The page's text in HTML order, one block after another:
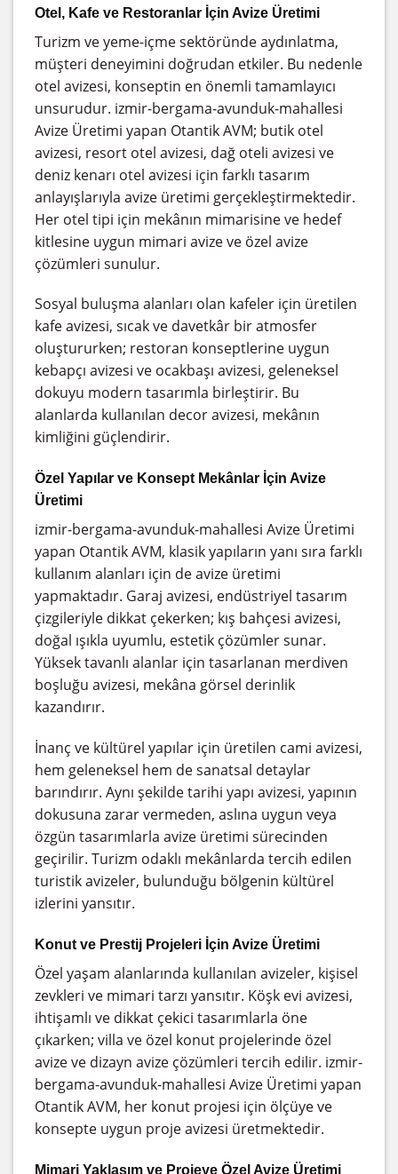
Otel, Kafe ve Restoranlar İçin Avize Üretimi
Turizm ve yeme-içme sektöründe aydınlatma,
müşteri deneyimini doğrudan etkiler. Bu nedenle
otel avizesi, konseptin en önemli tamamlayıcı
unsurudur. izmir-bergama-avunduk-mahallesi
Avize Üretimi yapan Otantik AVM; butik otel
avizesi, resort otel avizesi, dağ oteli avizesi ve
deniz kenarı otel avizesi için farklı tasarım
anlayışlarıyla avize üretimi gerçekleştirmektedir.
Her otel tipi için mekânın mimarisine ve hedef
kitlesine uygun mimari avize ve özel avize
çözümleri sunulur.
Sosyal buluşma alanları olan kafeler için üretilen
kafe avizesi, sıcak ve davetkâr bir atmosfer
oluştururken; restoran konseptlerine uygun
kebapçı avizesi ve ocakbaşı avizesi, geleneksel
dokuyu modern tasarımla birleştirir. Bu
alanlarda kullanılan decor avizesi, mekânın
kimliğini güçlendirir.
Özel Yapılar ve Konsept Mekânlar İçin Avize
Üretimi
izmir-bergama-avunduk-mahallesi Avize Üretimi
yapan Otantik AVM, klasik yapıların yanı sıra farklı
kullanım alanları için de avize üretimi
yapmaktadır. Garaj avizesi, endüstriyel tasarım
çizgileriyle dikkat çekerken; kış bahçesi avizesi,
doğal ışıkla uyumlu, estetik çözümler sunar.
Yüksek tavanlı alanlar için tasarlanan merdiven
boşluğu avizesi, mekâna görsel derinlik
kazandırır.
İnanç ve kültürel yapılar için üretilen cami avizesi,
hem geleneksel hem de sanatsal detaylar
barındırır. Aynı şekilde tarihi yapı avizesi, yapının
dokusuna zarar vermeden, aslına uygun veya
özgün tasarımlarla avize üretimi sürecinden
geçirilir. Turizm odaklı mekânlarda tercih edilen
turistik avizeler, bulunduğu bölgenin kültürel
izlerini yansıtır.
Konut ve Prestij Projeleri İçin Avize Üretimi
Özel yaşam alanlarında kullanılan avizeler, kişisel
zevkleri ve mimari tarzı yansıtır. Köşk evi avizesi,
ihtişamlı ve dikkat çekici tasarımlarla öne
çıkarken; villa ve özel konut projelerinde özel
avize ve dizayn avize çözümleri tercih edilir. izmir-
bergama-avunduk-mahallesi Avize Üretimi yapan
Otantik AVM, her konut projesi için ölçüye ve
konsepte uygun proje avizesi üretmektedir.
Mimari Yaklaşım ve Projeye Özel Avize Üretimi